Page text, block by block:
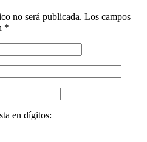
no será publicada. Los campos
*
en dígitos: